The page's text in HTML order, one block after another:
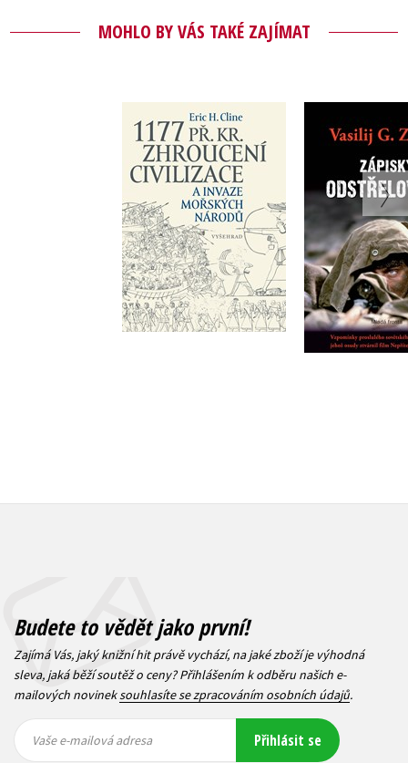
MOHLO BY VÁS TAKÉ ZAJÍMAT
1177 př. Kr.
Zhroucení civilizace
a invaze mořských
národů
Eric H. Cline
Do košíku
449 Kč
359 Kč
Vasilij G.
Do
279 Kč
Budete to vědět jako první!
Zajímá Vás, jaký knižní hit právě vychází, na jaké zboží je výhodná
sleva, jaká běží soutěž o ceny? Přihlášením k odběru našich e-
mailových novineksouhlasíte se zpracováním osobních údajů.
mailová
mailová
Vaše e-mailová adresa Přihlásit se